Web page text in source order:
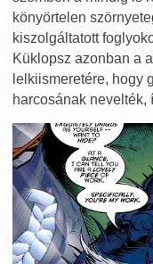
könyörtelen
kiszolgáltatott
Küklopsz azonban a
lelkiismeretére, hogy
harcosának nevelték,